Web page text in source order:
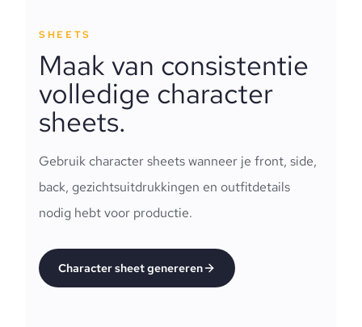
SHEETS
Maak van consistentie
volledige character
sheets.
Gebruik character sheets wanneer je front, side,
back, gezichtsuitdrukkingen en outfitdetails
nodig hebt voor productie.
Character sheet genereren